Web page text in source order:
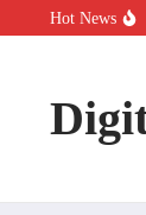
Aller au contenu
Hot News